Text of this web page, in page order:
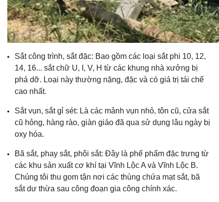
Sắt công trình, sắt đặc: Bao gồm các loại sắt phi 10, 12,
14, 16... sắt chữ U, I, V, H từ các khung nhà xưởng bị
phá dỡ. Loại này thường nặng, đặc và có giá trị tái chế
cao nhất.
Sắt vụn, sắt gỉ sét: Là các mảnh vụn nhỏ, tôn cũ, cửa sắt
cũ hỏng, hàng rào, giàn giáo đã qua sử dụng lâu ngày bị
oxy hóa.
Bã sắt, phay sắt, phôi sắt: Đây là phế phẩm đặc trưng từ
các khu sản xuất cơ khí tại Vĩnh Lộc A và Vĩnh Lộc B.
Chúng tôi thu gom tận nơi các thùng chứa mạt sắt, bã
sắt dư thừa sau công đoạn gia công chính xác.